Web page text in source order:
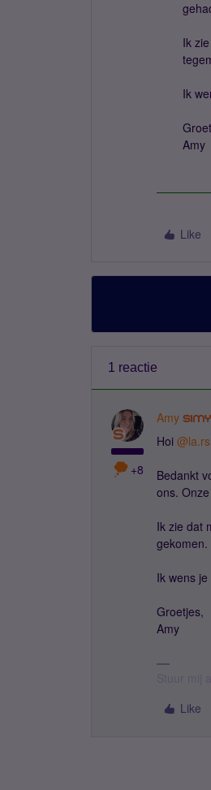
Ik
Ik
Amy
Like
1 reactie
+8
Amy
Hoi ​ @la.rs
Bedankt
ons.
Ik zie dat
Ik wens
Groetjes,
Amy
Like